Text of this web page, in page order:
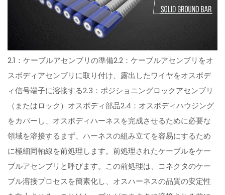
2.1：ケーブルアセンブリの準備2.2：ケーブルアセンブリをオ
スボディアセンブリに取り付け、露出したワイヤをオスボデ
ィ信号端子に溶接する2.3：ポジショニングロックアセンブリ
（またはロック）オスボディ部品2.4：オスボディハウジング
をカバーし、オスボディハーネスを完成させるために必要な
領域を溶接するまず、ハーネスの組み立てを容易にするため
に極細同軸線を前処理します。前処理されたケーブルをケー
ブルアセンブリと呼びます。この前処理は、コネクタのケー
ブル溶接プロセスを簡素化し、オスハーネスの品質の安定性